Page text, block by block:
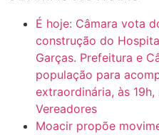
Mini Ginásio de
É hoje: Câmara vota
construção do
Garças. Prefeitura e
população para
extraordinária, às
Vereadores
Moacir propõe